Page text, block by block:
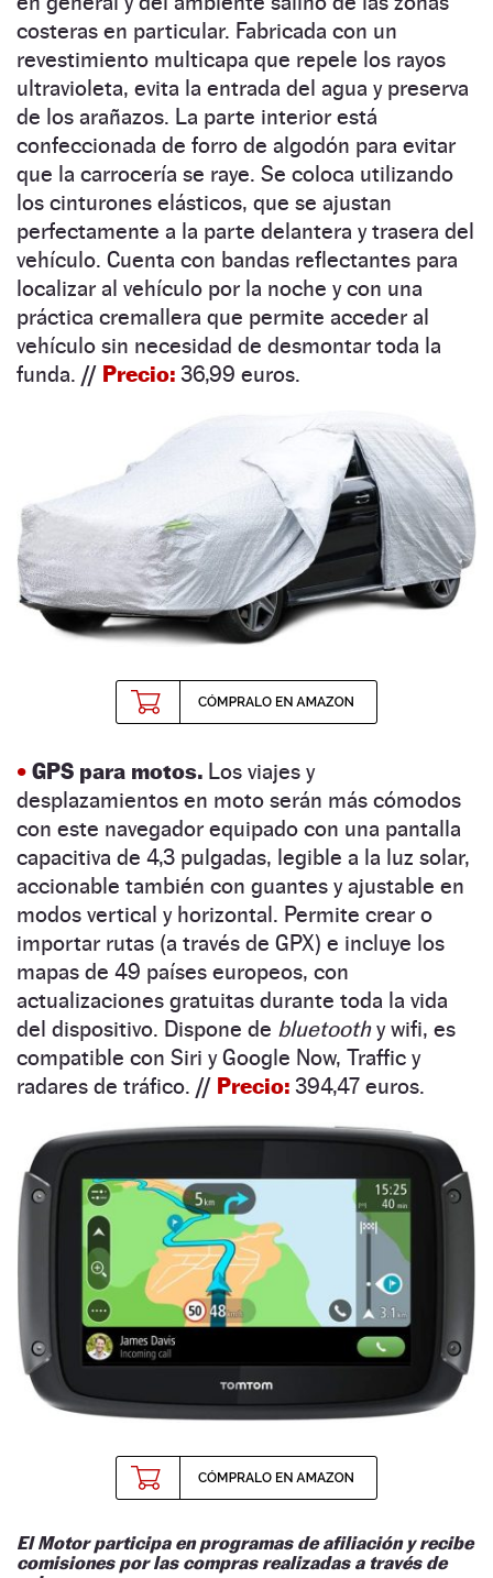
costeras en particular. Fabricada con un
revestimiento multicapa que repele los rayos
ultravioleta, evita la entrada del agua y preserva
de los arañazos. La parte interior está
confeccionada de forro de algodón para evitar
que la carrocería se raye. Se coloca utilizando
los cinturones elásticos, que se ajustan
perfectamente a la parte delantera y trasera del
vehículo. Cuenta con bandas reflectantes para
localizar al vehículo por la noche y con una
práctica cremallera que permite acceder al
vehículo sin necesidad de desmontar toda la
funda. // Precio: 36,99 euros.
• GPS para motos. Los viajes y
desplazamientos en moto serán más cómodos
con este navegador equipado con una pantalla
capacitiva de 4,3 pulgadas, legible a la luz solar,
accionable también con guantes y ajustable en
modos vertical y horizontal. Permite crear o
importar rutas (a través de GPX) e incluye los
mapas de 49 países europeos, con
actualizaciones gratuitas durante toda la vida
del dispositivo. Dispone de bluetoothy wifi, es
compatible con Siri y Google Now, Traffic y
radares de tráfico. // Precio: 394,47 euros.
El Motor participa en programas de afiliación y recibe
comisiones por las compras realizadas a través de